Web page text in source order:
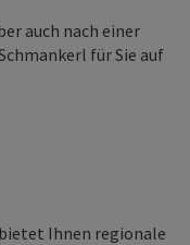
auch nach einer
für Sie auf
Ihnen regionale